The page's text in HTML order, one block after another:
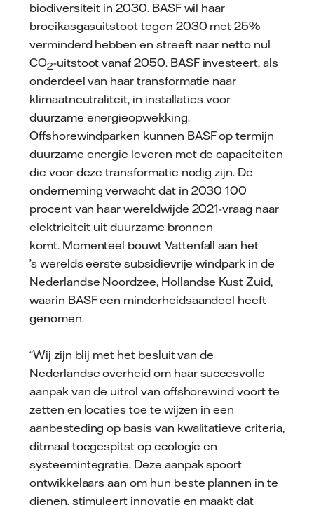
biodiversiteit in 2030. BASF wil haar
broeikasgasuitstoot tegen 2030 met 25%
verminderd hebben en streeft naar netto nul
CO2-uitstoot vanaf 2050. BASF investeert, als
onderdeel van haar transformatie naar
klimaatneutraliteit, in installaties voor
duurzame energieopwekking.
Offshorewindparken kunnen BASF op termijn
duurzame energie leveren met de capaciteiten
die voor deze transformatie nodig zijn. De
onderneming verwacht dat in 2030 100
procent van haar wereldwijde 2021-vraag naar
elektriciteit uit duurzame bronnen
komt. Momenteel bouwt Vattenfall aan het
’s werelds eerste subsidievrije windpark in de
Nederlandse Noordzee, Hollandse Kust Zuid,
waarin BASF een minderheidsaandeel heeft
genomen.
“Wij zijn blij met het besluit van de
Nederlandse overheid om haar succesvolle
aanpak van de uitrol van offshorewind voort te
zetten en locaties toe te wijzen in een
aanbesteding op basis van kwalitatieve criteria,
ditmaal toegespitst op ecologie en
systeemintegratie. Deze aanpak spoort
ontwikkelaars aan om hun beste plannen in te
dienen, stimuleert innovatie en maakt dat